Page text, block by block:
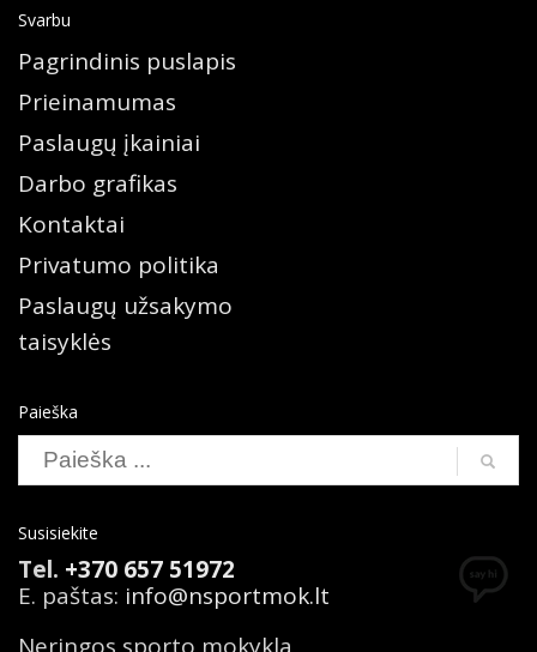
Svarbu
Pagrindinis puslapis
Prieinamumas
Paslaugų įkainiai
Darbo grafikas
Kontaktai
Privatumo politika
Paslaugų užsakymo
taisyklės
Paieška
Susisiekite
Tel. +370 657 51972
E. paštas: info@nsportmok.lt
Neringos sporto mokykla